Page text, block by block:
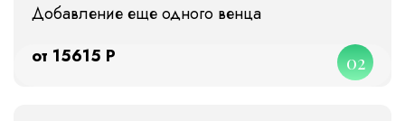
Добавление еще одного венца
от 15615 Р
02